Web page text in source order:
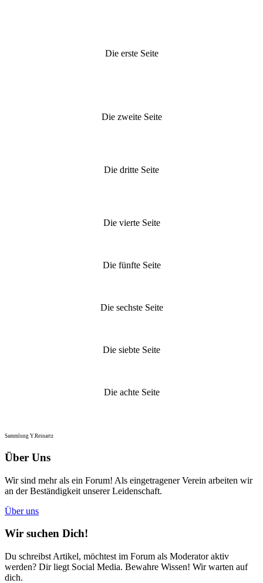
Die erste Seite
Die zweite Seite
Die dritte Seite
Die vierte Seite
Die fünfte Seite
Die sechste Seite
Die siebte Seite
Die achte Seite
Sammlung Y.Reinartz
Über Uns
Wir sind mehr als ein Forum! Als eingetragener Verein arbeiten wir
an der Beständigkeit unserer Leidenschaft.
Über uns
Wir suchen Dich!
Du schreibst Artikel, möchtest im Forum als Moderator aktiv
werden? Dir liegt Social Media. Bewahre Wissen! Wir warten auf
dich.